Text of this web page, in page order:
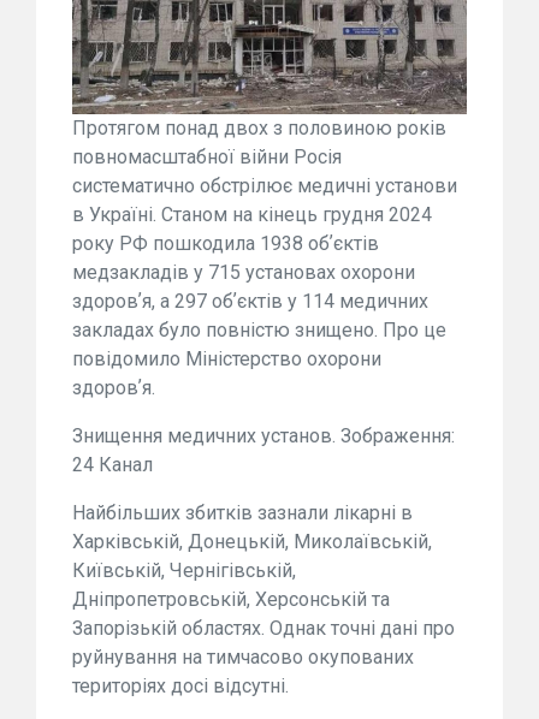
Протягом понад двох з половиною років
повномасштабної війни Росія
систематично обстрілює медичні установи
в Україні. Станом на кінець грудня 2024
року РФ пошкодила 1938 обʼєктів
медзакладів у 715 установах охорони
здоровʼя, а 297 обʼєктів у 114 медичних
закладах було повністю знищено. Про це
повідомило Міністерство охорони
здоровʼя.
Знищення медичних установ. Зображення:
24 Канал
Найбільших збитків зазнали лікарні в
Харківській, Донецькій, Миколаївській,
Київській, Чернігівській,
Дніпропетровській, Херсонській та
Запорізькій областях. Однак точні дані про
руйнування на тимчасово окупованих
територіях досі відсутні.